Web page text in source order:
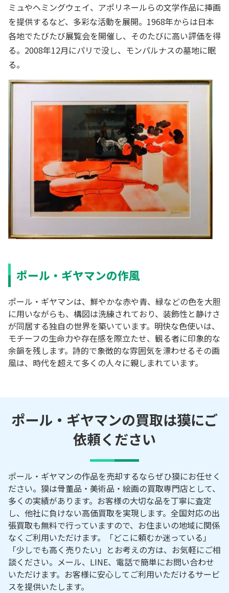
ミュやヘミングウェイ、アポリネールらの文学作品に挿画
を提供するなど、多彩な活動を展開。1968年からは日本
各地でたびたび展覧会を開催し、そのたびに高い評価を得
る。2008年12月にパリで没し、モンパルナスの墓地に眠
る。
ポール・ギヤマンの作風
ポール・ギヤマンは、鮮やかな赤や青、緑などの色を大胆
に用いながらも、構図は洗練されており、装飾性と静けさ
が同居する独自の世界を築いています。明快な色使いは、
モチーフの生命力や存在感を際立たせ、観る者に印象的な
余韻を残します。詩的で象徴的な雰囲気を漂わせるその画
風は、時代を超えて多くの人々に親しまれています。
ポール・ギヤマンの買取は獏にご
依頼ください
ポール・ギヤマンの作品を売却するならぜひ獏にお任せく
ださい。獏は骨董品・美術品・絵画の買取専門店として、
多くの実績があります。お客様の大切な品を丁寧に査定
し、他社に負けない高価買取を実現します。全国対応の出
張買取も無料で行っていますので、お住まいの地域に関係
なくご利用いただけます。「どこに頼むか迷っている」
「少しでも高く売りたい」とお考えの方は、お気軽にご相
談ください。メール、LINE、電話で簡単にお問い合わせ
いただけます。お客様に安心してご利用いただけるサービ
スを提供いたします。